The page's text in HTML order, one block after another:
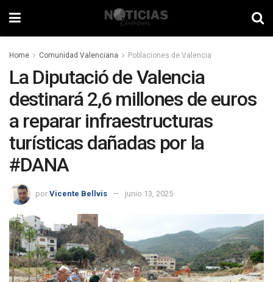
Home Comunidad Valenciana Poblaciones de Valencia
La Diputació de Valencia
destinará 2,6 millones de euros
a reparar infraestructuras
turísticas dañadas por la
#DANA
por Vicente Bellvis junio 13, 2025